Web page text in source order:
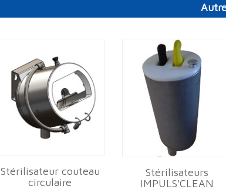
Stérilisateur couteau
circulaire
Stérilisateurs
IMPULS'CLEAN